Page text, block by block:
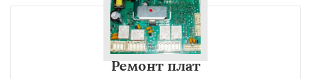
Ремонт плат